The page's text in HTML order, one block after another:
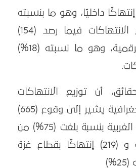
و (92) إنتهاكًا داخليًا، وهو ما بنسبته
(10%) من إجمالي الانتهاكات فيما رصد (154)
انتهاكًا للحقوق الرقمية، وهو ما نسبته (18%)
أن توزيع الانتهاكات
بحسب المنطقة الجغرافية يشير إلى وقوع (665)
انتهاكًا في الضفة الغربية بنسبة بلغت (75%) من
إجمالي الانتهاكات و (219) إنتهاكًا بقطاع غزة